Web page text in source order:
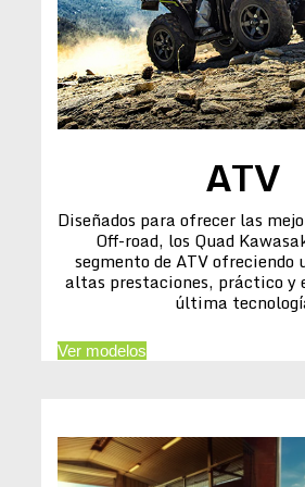
ATV
Diseñados para ofrecer las
Off-road, los Quad
segmento de ATV ofreciendo
altas prestaciones, práctico y
última
Ver modelos